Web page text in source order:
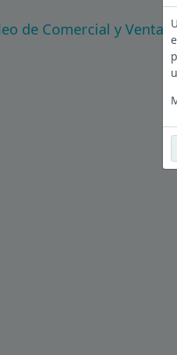
de Comercial y Ventas